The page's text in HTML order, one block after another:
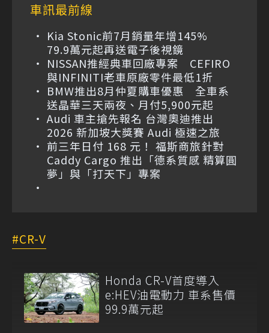
車訊最前線
Kia Stonic前7月銷量年增145%
79.9萬元起再送電子後視鏡
NISSAN推經典車回廠專案 CEFIRO
與INFINITI老車原廠零件最低1折
BMW推出8月仲夏購車優惠 全車系
送晶華三天兩夜、月付5,900元起
Audi 車主搶先報名 台灣奧迪推出
2026 新加坡大獎賽 Audi 極速之旅
前三年日付 168 元！ 福斯商旅針對
Caddy Cargo 推出「德系質感 精算圓
夢」與「打天下」專案
CR-V
Honda CR-V首度導入
e:HEV油電動力 車系售價
99.9萬元起